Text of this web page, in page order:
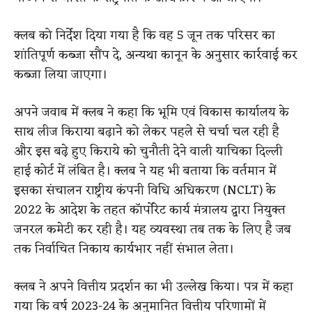
क्लब को निर्देश दिया गया है कि वह 5 जून तक परिसर का
शांतिपूर्ण कब्जा सौंप दे, अन्यथा कानून के अनुसार कार्रवाई कर
कब्जा लिया जाएगा।
अपने जवाब में क्लब ने कहा कि भूमि एवं विकास कार्यालय के
साथ लीज किराया बढ़ाने को लेकर पहले से चर्चा चल रही है
और इस बढ़े हुए किराये को चुनौती देने वाली याचिका दिल्ली
हाई कोर्ट में लंबित है। क्लब ने यह भी बताया कि वर्तमान में
इसका संचालन राष्ट्रीय कंपनी विधि अधिकरण (NCLT) के
2022 के आदेश के तहत कॉर्पोरेट कार्य मंत्रालय द्वारा नियुक्त
जनरल कमेटी कर रही है। यह व्यवस्था तब तक के लिए है जब
तक निर्वाचित निकाय कार्यभार नहीं संभाल लेता।
क्लब ने अपने वित्तीय प्रदर्शन का भी उल्लेख किया। पत्र में कहा
गया कि वर्ष 2023-24 के अनुमानित वित्तीय परिणामों में